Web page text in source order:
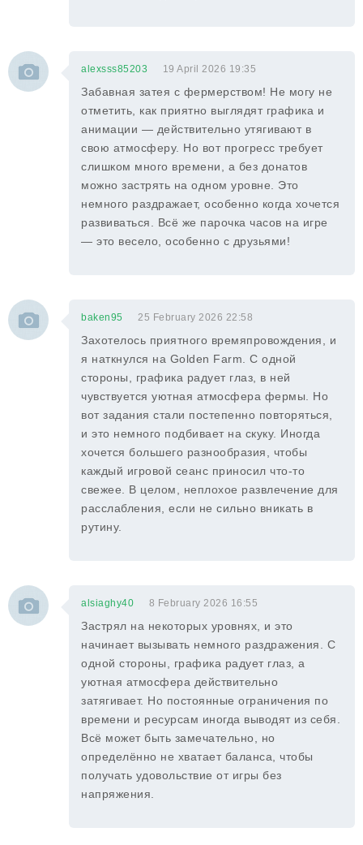
alexsss85203 19 April 2026 19:35
Забавная затея с фермерством! Не могу не
отметить, как приятно выглядят графика и
анимации — действительно утягивают в
свою атмосферу. Но вот прогресс требует
слишком много времени, а без донатов
можно застрять на одном уровне. Это
немного раздражает, особенно когда хочется
развиваться. Всё же парочка часов на игре
— это весело, особенно с друзьями!
baken95 25 February 2026 22:58
Захотелось приятного времяпровождения, и
я наткнулся на Golden Farm. С одной
стороны, графика радует глаз, в ней
чувствуется уютная атмосфера фермы. Но
вот задания стали постепенно повторяться,
и это немного подбивает на скуку. Иногда
хочется большего разнообразия, чтобы
каждый игровой сеанс приносил что-то
свежее. В целом, неплохое развлечение для
расслабления, если не сильно вникать в
рутину.
alsiaghy40 8 February 2026 16:55
Застрял на некоторых уровнях, и это
начинает вызывать немного раздражения. С
одной стороны, графика радует глаз, а
уютная атмосфера действительно
затягивает. Но постоянные ограничения по
времени и ресурсам иногда выводят из себя.
Всё может быть замечательно, но
определённо не хватает баланса, чтобы
получать удовольствие от игры без
напряжения.